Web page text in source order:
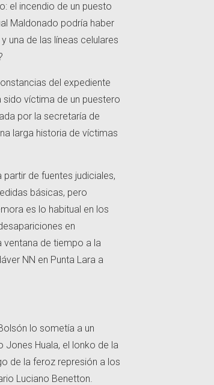
el incendio de un puesto
Maldonado podría haber
una de las líneas celulares
del expediente
víctima de un puestero
por la secretaría de
larga historia de víctimas
de fuentes judiciales,
básicas, pero
es lo habitual en los
en
ventana de tiempo a la
NN en Punta Lara a
lo sometía a un
Jones Huala, el lonko de la
de la feroz represión a los
Luciano Benetton.